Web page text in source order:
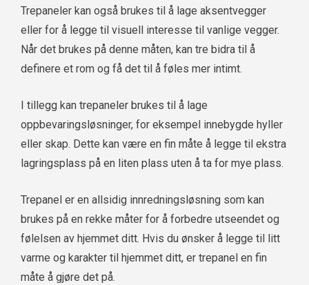
Trepaneler kan også brukes til å lage aksentvegger
eller for å legge til visuell interesse til vanlige vegger.
Når det brukes på denne måten, kan tre bidra til å
definere et rom og få det til å føles mer intimt.
I tillegg kan trepaneler brukes til å lage
oppbevaringsløsninger, for eksempel innebygde hyller
eller skap. Dette kan være en fin måte å legge til ekstra
lagringsplass på en liten plass uten å ta for mye plass.
Trepanel er en allsidig innredningsløsning som kan
brukes på en rekke måter for å forbedre utseendet og
følelsen av hjemmet ditt. Hvis du ønsker å legge til litt
varme og karakter til hjemmet ditt, er trepanel en fin
måte å gjøre det på.